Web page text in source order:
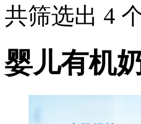
共筛选出 4
婴儿有机